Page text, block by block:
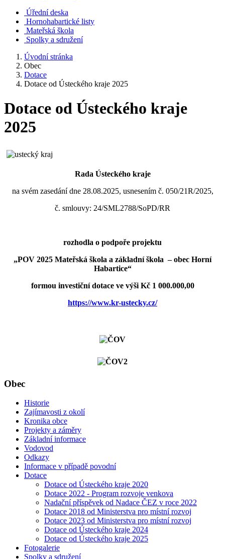
Úřední deska
Hornohabartické listy
Mateřská škola
Spolky a sdružení
Úvodní stránka
Obec
Dotace
Dotace od Ústeckého kraje 2025
Dotace od Ústeckého kraje
2025
Rada Ústeckého kraje
na svém zasedání dne 28.08.2025, usnesením č. 050/21R/2025,
č. smlouvy: 24/SML2788/SoPD/RR
rozhodla o podpoře projektu
„POV 2025 Mateřská škola a základní škola – obec Horní
Habartice“
formou investiční dotace ve výši Kč 1 000.000,00
https://www.kr-ustecky.cz/
Obec
Historie
Zajímavosti z okolí
Kronika obce
Projekty a záměry
Základní informace
Vodovod
Odkazy
Informace v případě povodní
Dotace
Dotace od Ústeckého kraje 2020
Dotace 2022 - Program rozvoje venkova
Nadační příspěvek od Nadace ČEZ v roce 2022
Dotace 2018 od Ministerstva pro místní rozvoj
Dotace 2023 od Ministerstva pro místní rozvoj
Dotace od Ústeckého kraje 2024
Dotace od Ústeckého kraje 2025
Fotogalerie
Spolky a sdružení